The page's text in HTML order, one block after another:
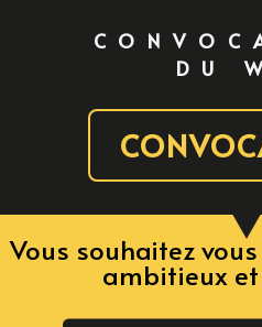
DU
Vous souhaitez
ambitieux